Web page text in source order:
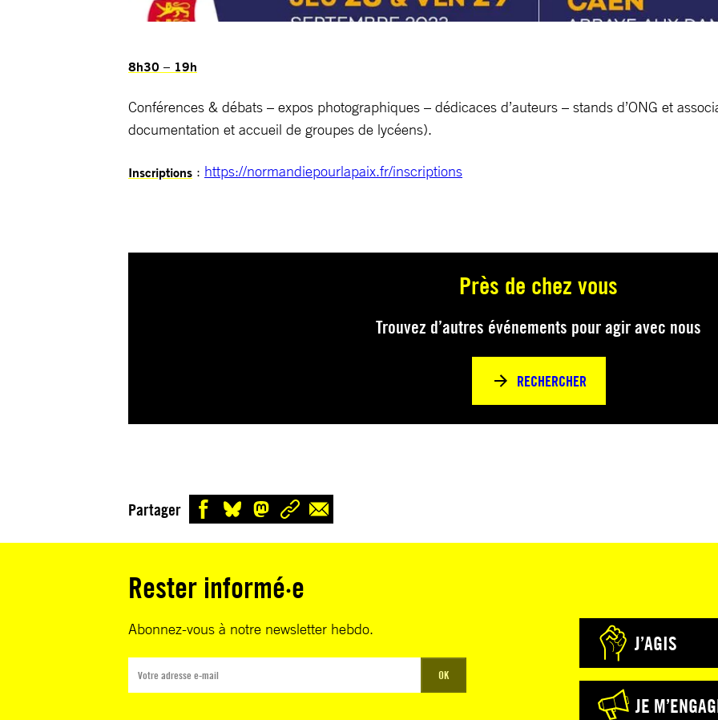
8h30 – 19h
Conférences & débats – expos photographiques – dédicaces d’auteurs – stands d’ONG et
documentation et accueil de groupes de lycéens).
Inscriptions : https://normandiepourlapaix.fr/inscriptions
Près de chez vous
Trouvez d’autres événements pour agir avec nous
RECHERCHER
Partager
Rester informé·e
Abonnez-vous à notre newsletter hebdo.
OK
J’AGIS
JE